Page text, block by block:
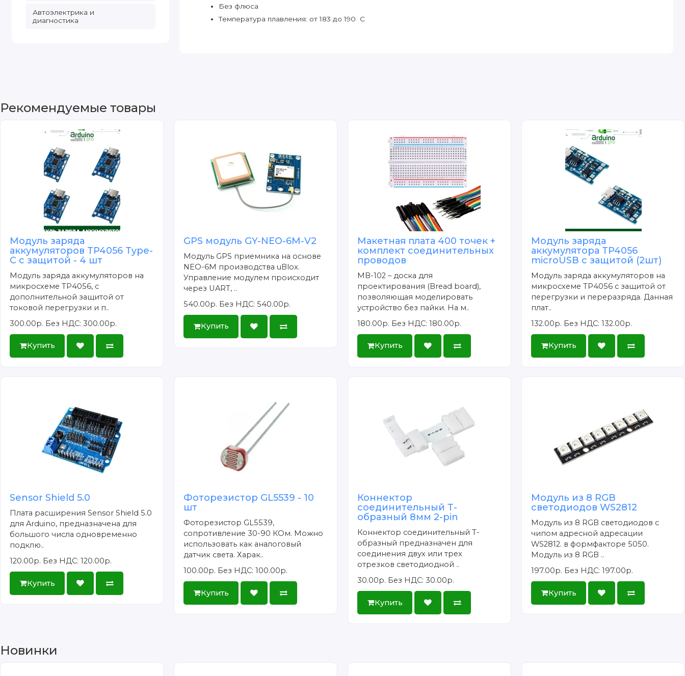
Автоэлектрика и
диагностика
Без флюса
Температура плавления: от 183 до 190 С
Рекомендуемые товары
Модуль заряда
аккумуляторов TP4056 Type-
C с защитой - 4 шт
Модуль заряда аккумуляторов на
микросхеме TP4056, с
дополнительной защитой от
токовой перегрузки и п..
300.00р. Без НДС: 300.00р.
Купить
GPS модуль GY-NEO-6M-V2
Модуль GPS приемника на основе
NEO-6M производства uBlox.
Управление модулем происходит
через UART, ..
540.00р. Без НДС: 540.00р.
Купить
Макетная плата 400 точек +
комплект соединительных
проводов
MB-102 – доска для
проектирования (Bread board),
позволяющая моделировать
устройство без пайки. На м..
180.00р. Без НДС: 180.00р.
Купить
Модуль заряда
аккумулятора TP4056
microUSB с защитой (2шт)
Модуль заряда аккумуляторов на
микросхеме TP4056 с защитой от
перегрузки и переразряда. Данная
плат..
132.00р. Без НДС: 132.00р.
Купить
Sensor Shield 5.0
Плата расширения Sensor Shield 5.0
для Arduino, предназначена для
большого числа одновременно
подклю..
120.00р. Без НДС: 120.00р.
Купить
Фоторезистор GL5539 - 10
шт
Фоторезистор GL5539,
сопротивление 30-90 КОм. Можно
использовать как аналоговый
датчик света. Харак..
100.00р. Без НДС: 100.00р.
Купить
Коннектор
соединительный Т-
образный 8мм 2-pin
Коннектор соединительный Т-
образный предназначен для
соединения двух или трех
отрезков светодиодной ..
30.00р. Без НДС: 30.00р.
Купить
Модуль из 8 RGB
светодиодов WS2812
Модуль из 8 RGB светодиодов с
чипом адресной адресации
WS2812. в формфакторе 5050.
Модуль из 8 RGB ..
197.00р. Без НДС: 197.00р.
Купить
Новинки